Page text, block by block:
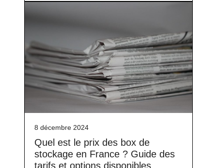
8 décembre 2024
Quel est le prix des box de
stockage en France ? Guide des
tarifs et options disponibles